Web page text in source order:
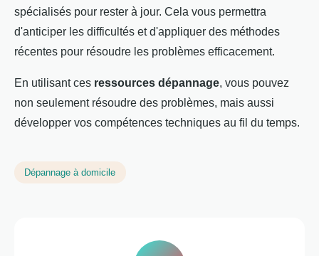
spécialisés pour rester à jour. Cela vous permettra
d'anticiper les difficultés et d'appliquer des méthodes
récentes pour résoudre les problèmes efficacement.
En utilisant ces ressources dépannage, vous pouvez
non seulement résoudre des problèmes, mais aussi
développer vos compétences techniques au fil du temps.
Dépannage à domicile